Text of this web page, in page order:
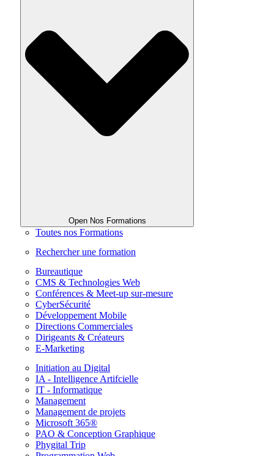
Open Nos Formations
Toutes nos Formations
Rechercher une formation
Bureautique
CMS & Technologies Web
Conférences & Meet-up sur-mesure
CyberSécurité
Développement Mobile
Directions Commerciales
Dirigeants & Créateurs
E-Marketing
Initiation au Digital
IA - Intelligence Artifcielle
IT - Informatique
Management
Management de projets
Microsoft 365®
PAO & Conception Graphique
Phygital Trip